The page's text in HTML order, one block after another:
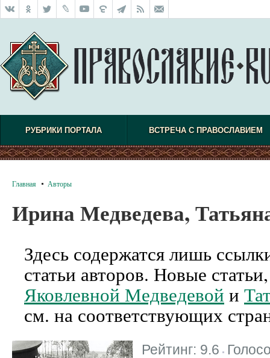
РУБРИКИ ПОРТАЛА ВСТРЕЧА С ПРАВОСЛАВИЕМ
Главная Авторы
Ирина Медведева,
Здесь содержатся лишь
статьи авторов. Новые
Яковлевной Медведевой и
см. на соответствующих
Рейтинг: 9.6